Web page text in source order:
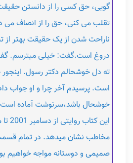
گویی، حق کسی را از دانستن
تقلب می کنی، حق را از انصاف
ناراحت شدن از یک حقیقت بهتر از
دروغ است.گفت: خیلی میترسم.
ته دل خوشحالم دکتر رسول.
است. پرسیدم آخر چرا و او جواب
خوشحال باشد،سرنوشت آماده است
مخاطب نشان میدهد. در تمام
صمیمی و دوستانه مواجه خواهیم